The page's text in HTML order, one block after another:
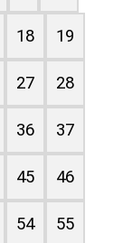
18 19
27 28
36 37
45 46
54 55